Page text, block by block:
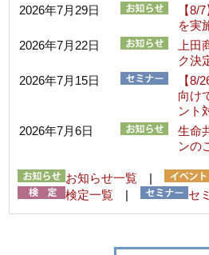
2026年7月29日
【8/
を実
2026年7月22日
上田
ク決
2026年7月15日
【8/
向け
ント
2026年7月6日
生命
ンの
お知らせ一覧 |
検定一覧 | セ